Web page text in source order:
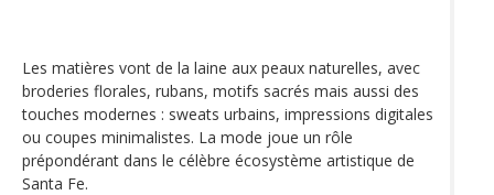
Les matières vont de la laine aux peaux naturelles, avec
broderies florales, rubans, motifs sacrés mais aussi des
touches modernes : sweats urbains, impressions digitales
ou coupes minimalistes. La mode joue un rôle
prépondérant dans le célèbre écosystème artistique de
Santa Fe.